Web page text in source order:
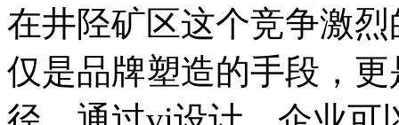
在井陉矿区这个竞争激
仅是品牌塑造的手段，